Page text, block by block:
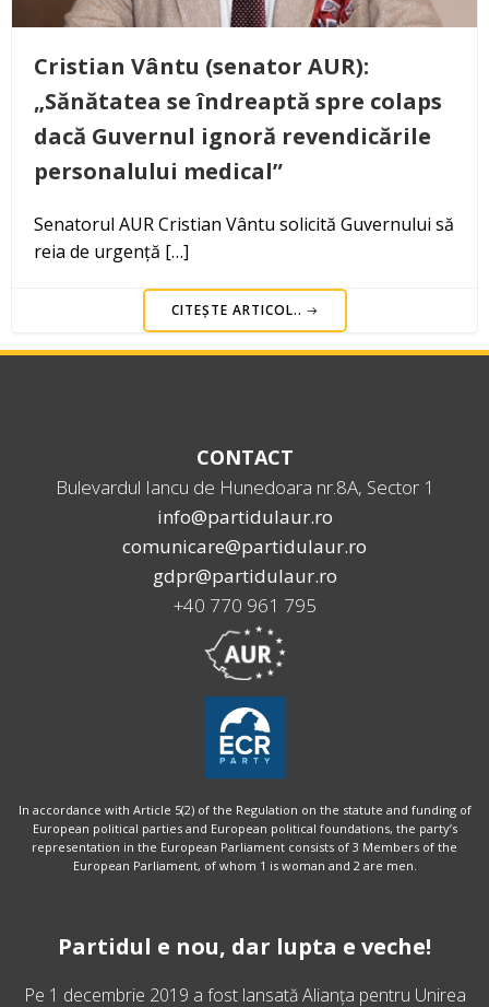
Cristian Vântu (senator AUR):
„Sănătatea se îndreaptă spre colaps
dacă Guvernul ignoră revendicările
personalului medical”
Senatorul AUR Cristian Vântu solicită Guvernului să
reia de urgență […]
CITEȘTE ARTICOL..
CONTACT
Bulevardul Iancu de Hunedoara nr.8A, Sector 1
info@partidulaur.ro
comunicare@partidulaur.ro
gdpr@partidulaur.ro
+40 770 961 795
In accordance with Article 5(2) of the Regulation on the statute and funding of
European political parties and European political foundations, the party’s
representation in the European Parliament consists of 3 Members of the
European Parliament, of whom 1 is woman and 2 are men.
Partidul e nou, dar lupta e veche!
Pe 1 decembrie 2019 a fost lansatăAlianța pentru Unirea